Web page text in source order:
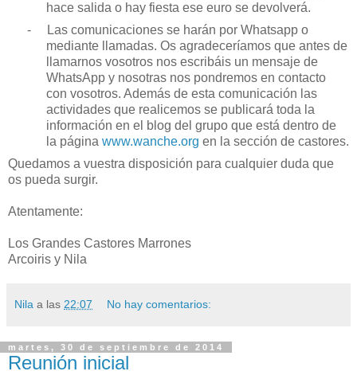
hace salida o hay fiesta ese euro se devolverá.
-
Las comunicaciones se harán por Whatsapp o
mediante llamadas. Os agradeceríamos que antes de
llamarnos vosotros nos escribáis un mensaje de
WhatsApp y nosotras nos pondremos en contacto
con vosotros. Además de esta comunicación las
actividades que realicemos se publicará toda la
información en el blog del grupo que está dentro de
la página www.wanche.org en la sección de castores.
Quedamos a vuestra disposición para cualquier duda que
os pueda surgir.
Atentamente:
Los Grandes Castores Marrones
Arcoiris y Nila
Nila a las 22:07 No hay comentarios:
martes, 30 de septiembre de 2014
Reunión inicial